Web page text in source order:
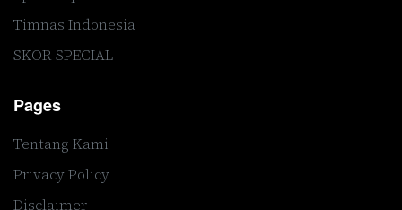
Timnas Indonesia
SKOR SPECIAL
Pages
Tentang Kami
Privacy Policy
Disclaimer